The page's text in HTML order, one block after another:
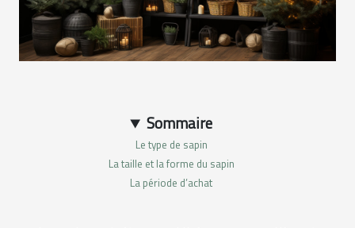
Sommaire
Le type de sapin
La taille et la forme du sapin
La période d’achat